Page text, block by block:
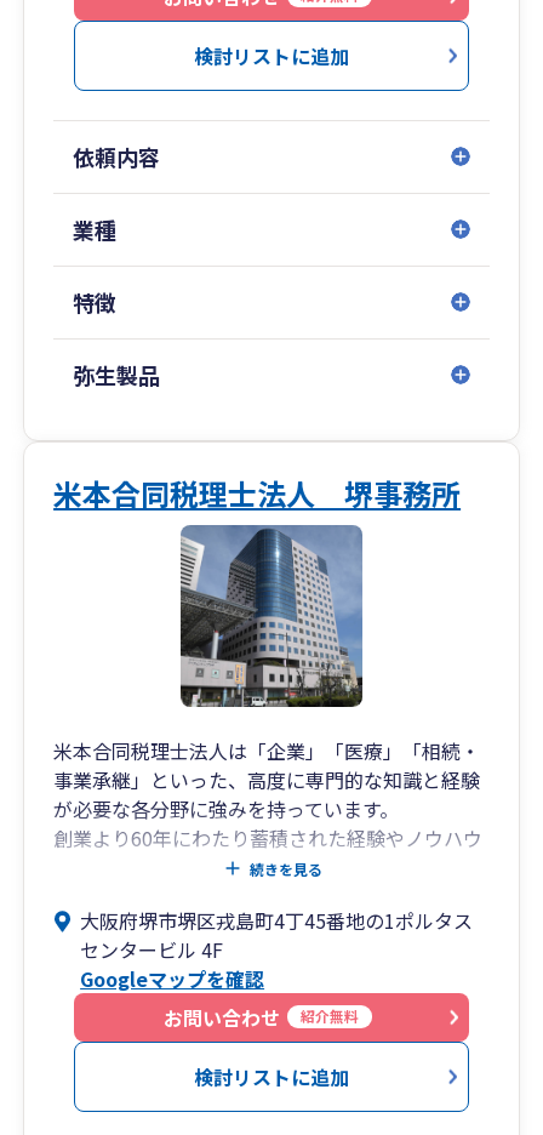
して頂ける様全力でお手伝いしております。
「先見経営」なくしてこれからの会社経営は存続
す会社の将来像を具体的に描いて頂き、必ず実現
して頂きます様「経営計画」の作成と、年度さら
には毎月の達成管理を数値の面から全力でサポー
02
創業55年以上の実績
現在では堺でもトップクラスに位置する会計事務
所となりました。
ここまで業歴を重ねて来られたのもクライアント
様からのご支持を得たからです。クライアント様
との信頼関係を勝ち得るため、懇切丁寧な指導と
力強い提案力でクライアント様から大きな信頼を
勝ち得てきました。今後も経営者の皆様とコツコ
03
全員がプロフェッショナル
総合力でのサポート体制
です。しかし、日々の業務の中で感じることは、
会社経営のことや節税のことは基より、経営者の
数だけ様々な悩みをお持ちであると感じておりま
す。
この悩みを解決するため、当税理士事務所では、
全員がプロフェッショナルを目指し経営者の皆さ
検討リストに追加
依頼内容
業種
特徴
弥生製品
米本合同税理士法人 堺事務所
米本合同税理士法人は「企業」「医療」「相続・
事業承継」といった、高度に専門的な知識と経験
が必要な各分野に強みを持っています。
創業より60年にわたり蓄積された経験やノウハウ
を活かすとともに、各分野における経験豊富なス
供いたします。
米本合同税理士法人 堺事務所は令和6年1月に、堺
市堺区でスタートいたしました。
米本合同税理士法人の創業の地である岸和田事務
所、グランフロント大阪に事務所を構える大阪事
務所につづき、大阪府内で３つめの拠点となりま
続きを見る
大阪府堺市堺区戎島町4丁45番地の1ポルタス
センタービル 4F
Googleマップを確認
お問い合わせ
紹介無料
検討リストに追加